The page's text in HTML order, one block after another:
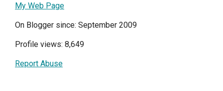
My Web Page
On Blogger since: September 2009
Profile views: 8,649
Report Abuse